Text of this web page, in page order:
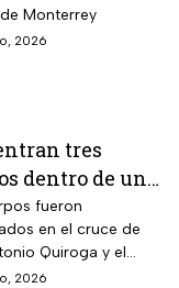
Monterrey
2026
tres
dentro de una
de lujo en
posible
fueron
en el cruce de
Quiroga y el
Camino del Serie
2026